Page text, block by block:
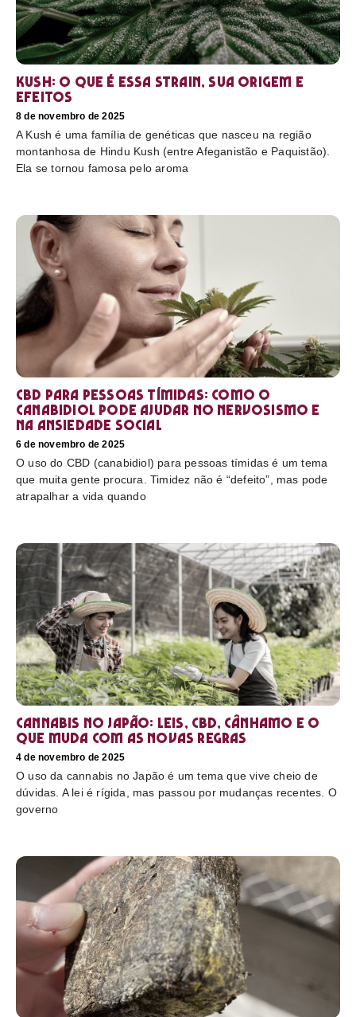
Kush: o que é essa strain, sua origem e
efeitos
8 de novembro de 2025
A Kush é uma família de genéticas que nasceu na região
montanhosa de Hindu Kush (entre Afeganistão e Paquistão).
Ela se tornou famosa pelo aroma
CBD para pessoas tímidas: como o
canabidiol pode ajudar no nervosismo e
na ansiedade social
6 de novembro de 2025
O uso do CBD (canabidiol) para pessoas tímidas é um tema
que muita gente procura. Timidez não é “defeito”, mas pode
atrapalhar a vida quando
Cannabis no Japão: leis, CBD, cânhamo e o
que muda com as novas regras
4 de novembro de 2025
O uso da cannabis no Japão é um tema que vive cheio de
dúvidas. A lei é rígida, mas passou por mudanças recentes. O
governo